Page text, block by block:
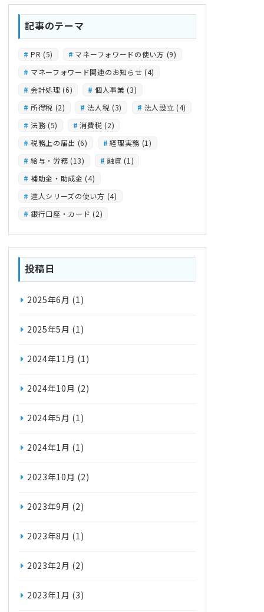
記事のテーマ
PR (5) マネーフォワードの使い方 (9)
マネーフォワード関連のお知らせ (4)
会計処理 (6) 個人事業 (3)
所得税 (2) 法人税 (3) 法人設立 (4)
法務 (5) 消費税 (2)
税務上の届出 (6) 経理実務 (1)
給与・労務 (13) 融資 (1)
補助金・助成金 (4)
達人シリーズの使い方 (4)
銀行口座・カード (2)
投稿日
2025年6月 (1)
2025年5月 (1)
2024年11月 (1)
2024年10月 (2)
2024年5月 (1)
2024年1月 (1)
2023年10月 (2)
2023年9月 (2)
2023年8月 (1)
2023年2月 (2)
2023年1月 (3)